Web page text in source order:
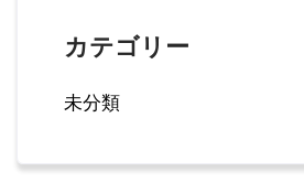
カテゴリー
未分類